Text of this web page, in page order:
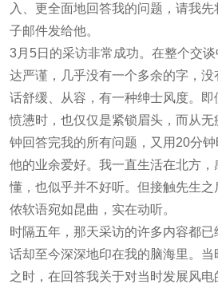
入、更全面地回答我的问题，请我
子邮件发给他。
3月5日的采访非常成功。在整个交
达严谨，几乎没有一个多余的字，
话舒缓、从容，有一种绅士风度。
愤懑时，也仅仅是紧锁眉头，而从
钟回答完我的所有问题，又用20分
他的业余爱好。我一直生活在北方
懂，也似乎并不好听。但接触先生
侬软语宛如昆曲，实在动听。
时隔五年，那天采访的许多内容都
话却至今深深地印在我的脑海里。
之时，在回答我关于对当时发展风